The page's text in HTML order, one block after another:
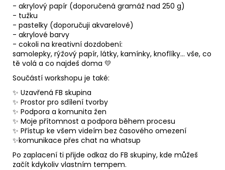
- akrylový papír (doporučená gramáž nad 250 g)
- tužku
- pastelky (doporučuji akvarelové)
- akrylové barvy
- cokoli na kreativní dozdobení:
samolepky, rýžový papír, látky, kamínky, knoflíky… vše, co
tě volá a co najdeš doma 💛
Součástí workshopu je také:
✨ Uzavřená FB skupina
✨ Prostor pro sdílení tvorby
✨ Podpora a komunita žen
✨ Moje přítomnost a podpora během procesu
✨ Přístup ke všem videím bez časového omezení
✨komunikace přes chat na whatsup
Po zaplacení ti přijde odkaz do FB skupiny, kde můžeš
začít kdykoliv vlastním tempem.